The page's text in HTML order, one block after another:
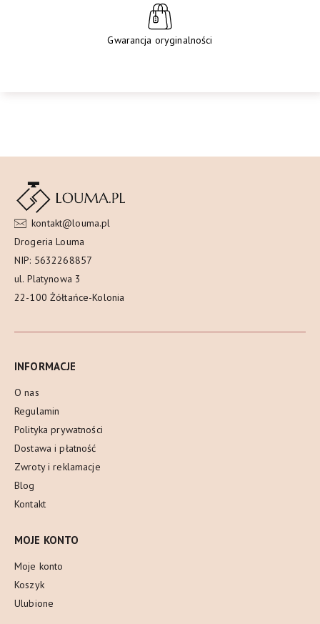
Gwarancja oryginalności
kontakt@louma.pl
Drogeria Louma
NIP: 5632268857
ul. Platynowa 3
22-100 Żółtańce-Kolonia
INFORMACJE
O nas
Regulamin
Polityka prywatności
Dostawa i płatność
Zwroty i reklamacje
Blog
Kontakt
MOJE KONTO
Moje konto
Koszyk
Ulubione